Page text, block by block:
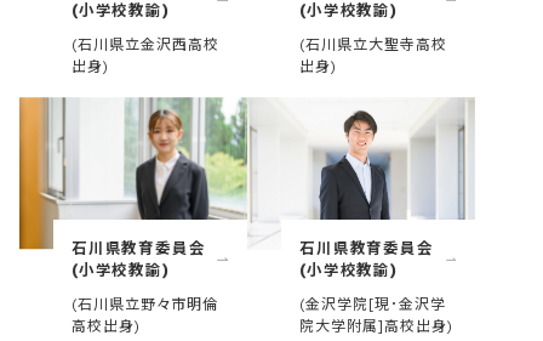
(小学校教諭)
(石川県立金沢西高校
出身)
(小学校教諭)
(石川県立大聖寺高校
出身)
石川県教育委員会
(小学校教諭)
(石川県立野々市明倫
高校出身)
石川県教育委員会
(小学校教諭)
(金沢学院[現･金沢学
院大学附属]高校出身)